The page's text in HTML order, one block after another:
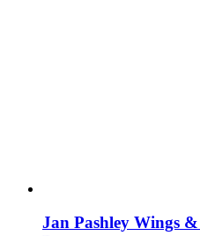
Jan Pashley Wings